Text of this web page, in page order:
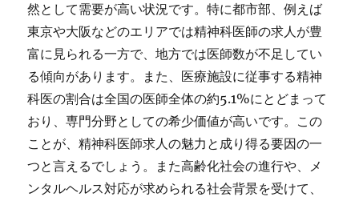
然として需要が高い状況です。特に都市部、例えば
東京や大阪などのエリアでは精神科医師の求人が豊
富に見られる一方で、地方では医師数が不足してい
る傾向があります。また、医療施設に従事する精神
科医の割合は全国の医師全体の約5.1%にとどまって
おり、専門分野としての希少価値が高いです。この
ことが、精神科医師求人の魅力と成り得る要因の一
つと言えるでしょう。また高齢化社会の進行や、メ
ンタルヘルス対応が求められる社会背景を受けて、